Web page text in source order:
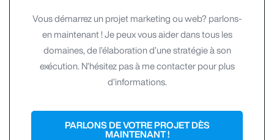
Vous démarrez un projet marketing ou web? parlons-
en maintenant ! Je peux vous aider dans tous les
domaines, de l’élaboration d’une stratégie à son
exécution. N’hésitez pas à me contacter pour plus
d’informations.
PARLONS DE VOTRE PROJET DÈS
MAINTENANT !